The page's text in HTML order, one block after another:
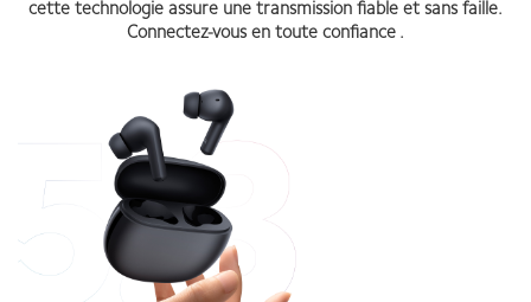
cette technologie assure une transmission fiable et sans faille.
Connectez-vous en toute confiance .